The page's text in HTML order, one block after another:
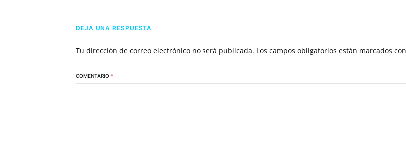
DEJA UNA RESPUESTA
Tu dirección de correo electrónico no será publicada. Los campos obligatorios están marcados con
COMENTARIO *